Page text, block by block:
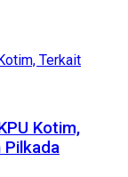
Kotim,
Pilkada